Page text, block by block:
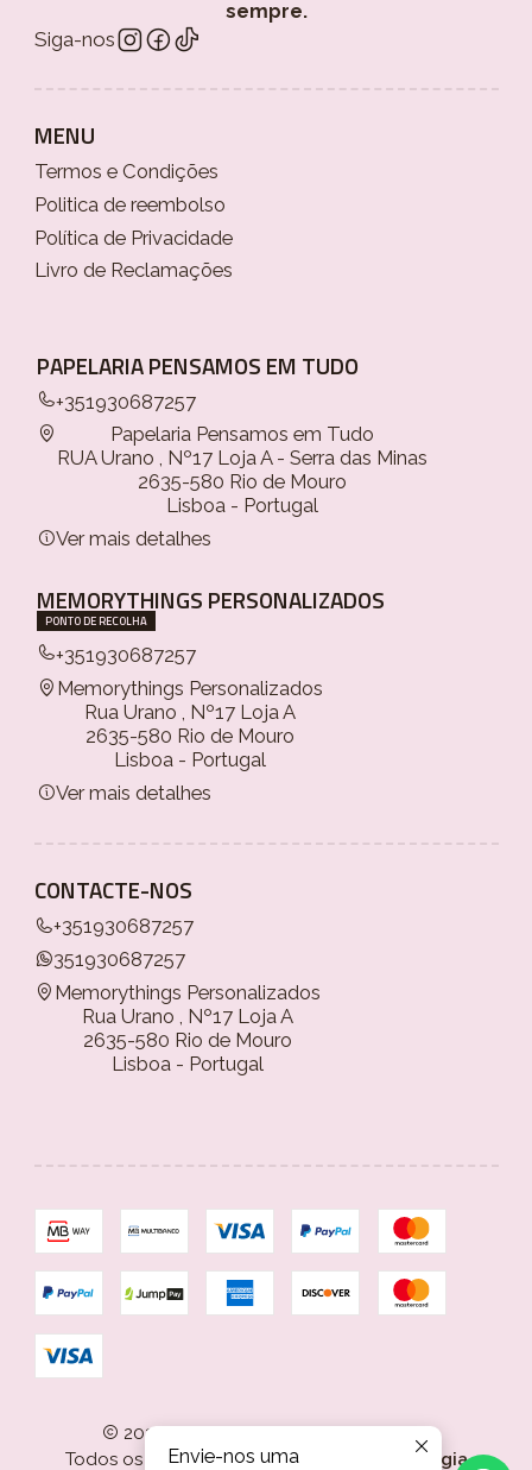
sempre.
Siga-nos
MENU
Termos e Condições
Politica de reembolso
Política de Privacidade
Livro de Reclamações
PAPELARIA PENSAMOS EM TUDO
+351930687257
Papelaria Pensamos em Tudo
RUA Urano , Nº17 Loja A - Serra das Minas
2635-580 Rio de Mouro
Lisboa - Portugal
Ver mais detalhes
MEMORYTHINGS PERSONALIZADOS
PONTO DE RECOLHA
+351930687257
Memorythings Personalizados
Rua Urano , Nº17 Loja A
2635-580 Rio de Mouro
Lisboa - Portugal
Ver mais detalhes
CONTACTE-NOS
+351930687257
351930687257
Memorythings Personalizados
Rua Urano , Nº17 Loja A
2635-580 Rio de Mouro
Lisboa - Portugal
2026 Memorythings Personalizados.
Todos os Direitos Reservados.
Com tecnologia
Envie-nos uma